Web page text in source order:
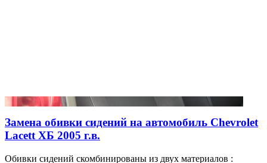
Замена обивки сидений на автомобиль Chevrolet
Lacett ХБ 2005 г.в.
Обивки сидений скомбинированы из двух материалов :